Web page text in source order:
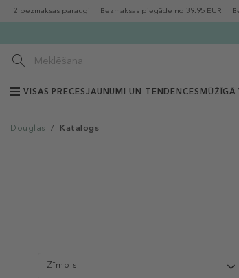
2 bezmaksas paraugi Bezmaksas piegāde no 39.95 EUR
VISAS PRECESJAUNUMI UN TENDENCES MŪŽĪGĀ
Douglas / Katalogs
Zīmols